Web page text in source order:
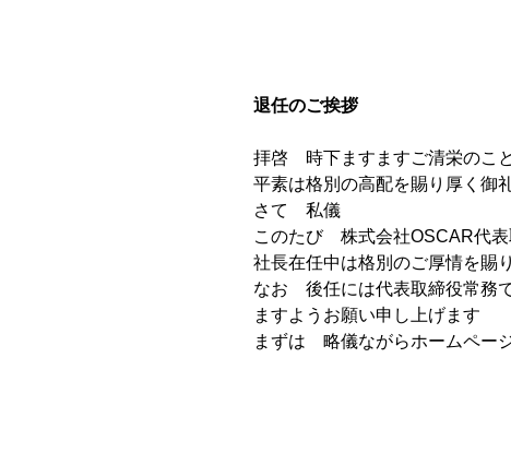
退任のご挨拶
拝啓 時下ますますご清栄のこ
平素は格別の高配を賜り厚く御
さて 私儀
このたび 株式会社OSCAR代表
社長在任中は格別のご厚情を賜
なお 後任には代表取締役常務
ますようお願い申し上げます
まずは 略儀ながらホームペー